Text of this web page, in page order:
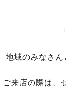
地域のみなさ
ご来店の際は、